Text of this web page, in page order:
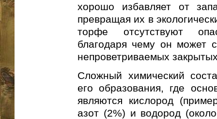
хорошо избавляет от
превращая их в
торфе отсутствуют
благодаря чему он может
непроветриваемых
Сложный химический
его образования, где
являются кислород
азот (2%) и водород